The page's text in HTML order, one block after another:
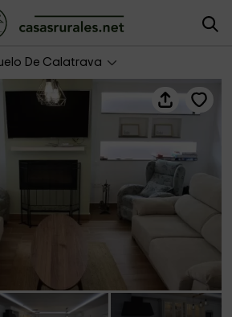
De Calatrava